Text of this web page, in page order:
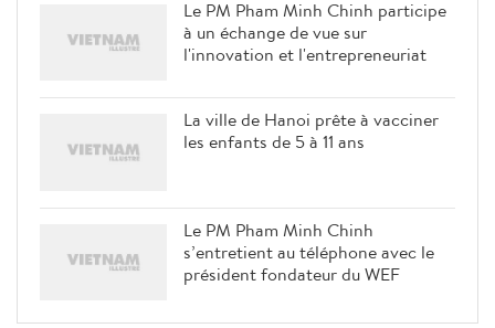
Le PM Pham Minh Chinh participe
à un échange de vue sur
l'innovation et l'entrepreneuriat
La ville de Hanoi prête à vacciner
les enfants de 5 à 11 ans
Le PM Pham Minh Chinh
s’entretient au téléphone avec le
président fondateur du WEF